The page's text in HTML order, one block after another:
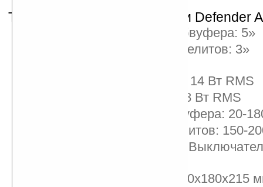
Технические характеристики Defender
Размер динамиков сабвуфера: 5»
Размер динамиков сателитов: 3»
Мощность сабвуфера: 14 Вт RMS
Мощность сателитов: 8 Вт RMS
Диапазон частот сабвуфера: 20-
Диапазон частот сателитов: 150-
Наличие регулировок:
Размер сабвуфера: 240x180x215